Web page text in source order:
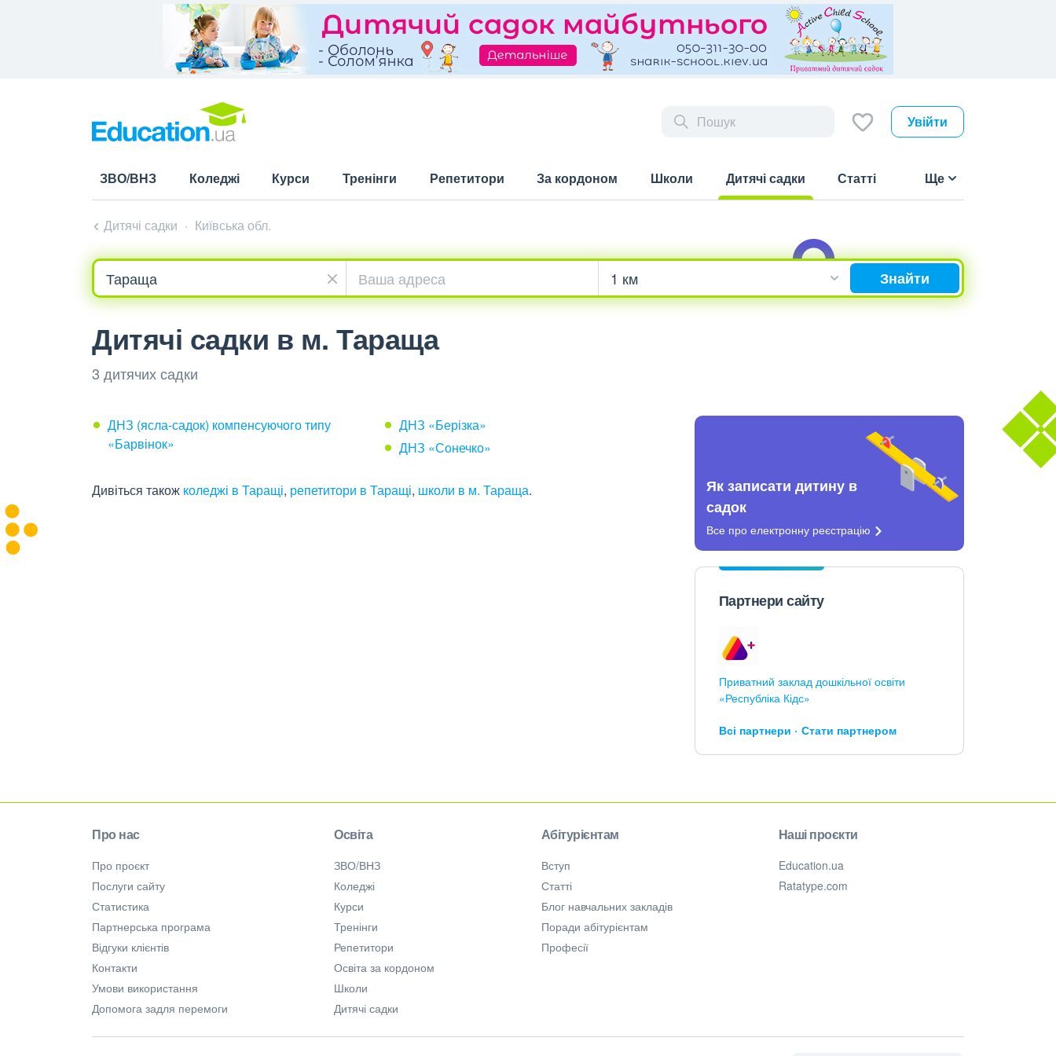
Увійти
ЗВО/ВНЗ Коледжі Курси Тренінги Репетитори За кордоном Школи
Дитячі садки
Статті Ще
Дитячі садки Київська обл.
Знайти
Дитячі садки в м. Тараща
3 дитячих садки
ДНЗ (ясла-садок) компенсуючого типу
«Барвінок»
ДНЗ «Берізка»
ДНЗ «Сонечко»
Дивіться також коледжі в Таращі, репетитори в Таращі, школи в м. Тараща.
Як записати дитину в
садок
Все про електронну реєстрацію
Партнери сайту
Приватний заклад дошкільної освіти
«Республіка Кідс»
Всі партнери Стати партнером
Про нас
Про проєкт
Послуги сайту
Статистика
Партнерська програма
Відгуки клієнтів
Контакти
Умови використання
Допомога задля перемоги
Освіта
ЗВО/ВНЗ
Коледжі
Курси
Тренінги
Репетитори
Освіта за кордоном
Школи
Дитячі садки
Абітурієнтам
Вступ
Статті
Блог навчальних закладів
Поради абітурієнтам
Професії
Наші проєкти
Education.ua
Ratatype.com